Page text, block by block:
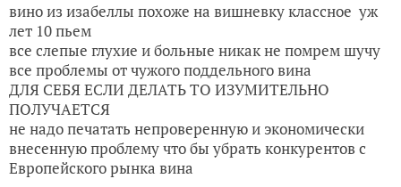
вино из изабеллы похоже на вишневку классное уж
лет 10 пьем
все слепые глухие и больные никак не помрем шучу
все проблемы от чужого поддельного вина
ДЛЯ СЕБЯ ЕСЛИ ДЕЛАТЬ ТО ИЗУМИТЕЛЬНО
ПОЛУЧАЕТСЯ
не надо печатать непроверенную и экономически
внесенную проблему что бы убрать конкурентов с
Европейского рынка вина